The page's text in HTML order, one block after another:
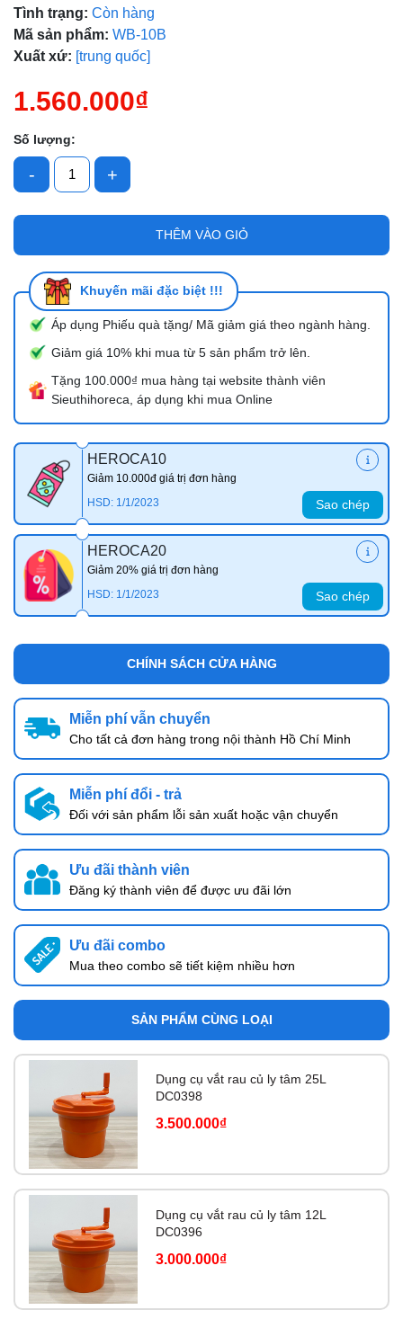
Tình trạng: Còn hàng
Mã sản phẩm: WB-10B
Xuất xứ: [trung quốc]
1.560.000₫
Số lượng:
- +
THÊM VÀO GIỎ
Khuyến mãi đặc biệt !!!
Áp dụng Phiếu quà tặng/ Mã giảm giá theo ngành hàng.
Giảm giá 10% khi mua từ 5 sản phẩm trở lên.
Tặng 100.000₫ mua hàng tại website thành viên
Sieuthihoreca, áp dụng khi mua Online
HEROCA10
Giảm 10.000đ giá trị đơn hàng
HSD: 1/1/2023
Sao chép
HEROCA20
Giảm 20% giá trị đơn hàng
HSD: 1/1/2023
Sao chép
Ngày hết hạn:
Điều kiện:
CHÍNH SÁCH CỬA HÀNG
Miễn phí vẫn chuyển
Cho tất cả đơn hàng trong nội thành Hồ Chí Minh
Miễn phí đổi - trả
Đối với sản phẩm lỗi sản xuất hoặc vận chuyển
Ưu đãi thành viên
Đăng ký thành viên để được ưu đãi lớn
Ưu đãi combo
Mua theo combo sẽ tiết kiệm nhiều hơn
SẢN PHẨM CÙNG LOẠI
Dụng cụ vắt rau củ ly tâm 25L
DC0398
3.500.000₫
Dụng cụ vắt rau củ ly tâm 12L
DC0396
3.000.000₫